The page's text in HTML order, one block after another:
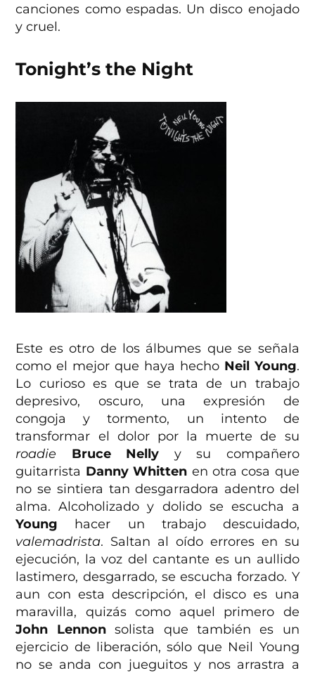
canciones como espadas. Un disco enojado
y cruel.
Tonight’s the Night
Este es otro de los álbumes que se señala
como el mejor que haya hecho Neil Young.
Lo curioso es que se trata de un trabajo
depresivo, oscuro, una expresión de
congoja y tormento, un intento de
transformar el dolor por la muerte de su
roadie
Bruce Nelly y su compañero
guitarrista Danny Whitten en otra cosa que
no se sintiera tan desgarradora adentro del
alma. Alcoholizado y dolido se escucha a
Young hacer un trabajo descuidado,
valemadrista. Saltan al oído errores en su
ejecución, la voz del cantante es un aullido
lastimero, desgarrado, se escucha forzado. Y
aun con esta descripción, el disco es una
maravilla, quizás como aquel primero de
John Lennonsolista que también es un
ejercicio de liberación, sólo que Neil Young
no se anda con jueguitos y nos arrastra a